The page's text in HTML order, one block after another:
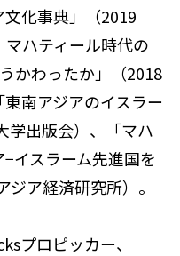
化事典」（2019
ハティール時代の
かわったか」（2018
南アジアのイスラー
学出版会）、「マハ
イスラーム先進国を
ア経済研究所）。
プロピッカー、